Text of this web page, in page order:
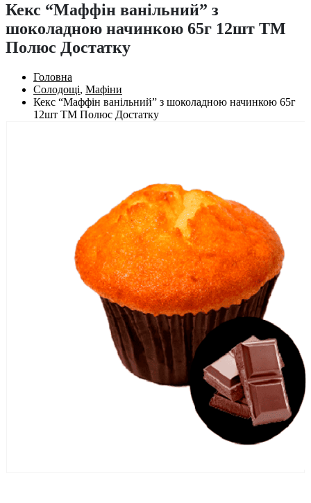
Кекс “Маффін ванільний” з
шоколадною начинкою 65г 12шт ТМ
Полюс Достатку
Головна
Солодощі, Мафіни
Кекс “Маффін ванільний” з шоколадною начинкою 65г
12шт ТМ Полюс Достатку